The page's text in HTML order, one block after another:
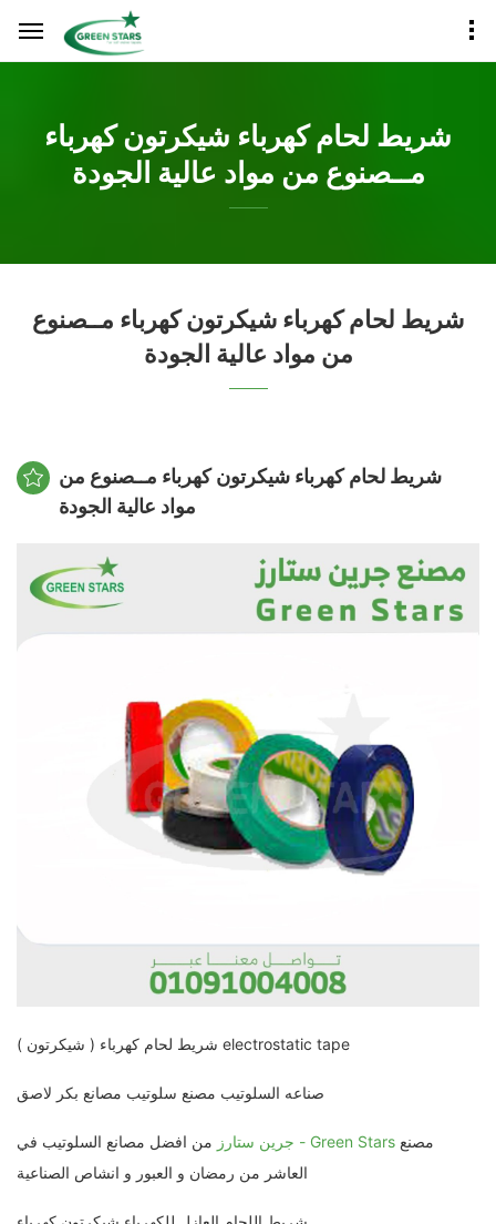
شريط لحام كهرباء شيكرتون كهرباء
مــصنوع من مواد عالية الجودة
شريط لحام كهرباء شيكرتون كهرباء مــصنوع
من مواد عالية الجودة
شريط لحام كهرباء شيكرتون كهرباء مــصنوع من
مواد عالية الجودة
شريط لحام كهرباء ( شيكرتون ) electrostatic tape
صناعه السلوتيب مصنع سلوتيب مصانع بكر لاصق
مصنع جرين ستارز - Green Stars
من افضل مصانع السلوتيب في
العاشر من رمضان و العبور و انشاص الصناعية